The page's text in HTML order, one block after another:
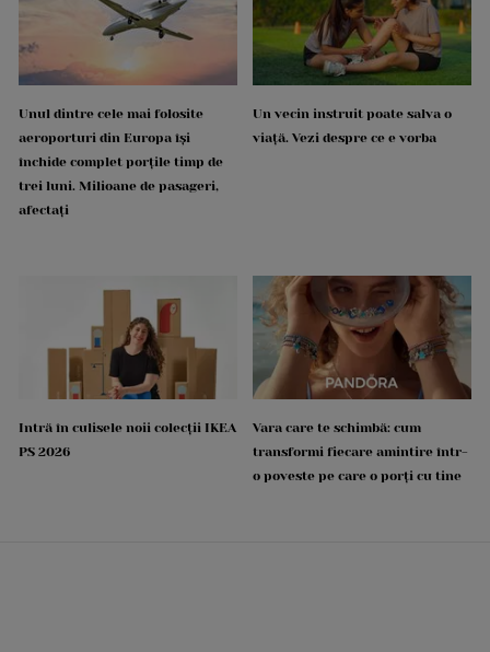
Unul dintre cele mai folosite
aeroporturi din Europa își
închide complet porțile timp de
trei luni. Milioane de pasageri,
afectați
Un vecin instruit poate salva o
viață. Vezi despre ce e vorba
Intră în culisele noii colecții IKEA
PS 2026
Vara care te schimbă: cum
transformi fiecare amintire într-
o poveste pe care o porți cu tine